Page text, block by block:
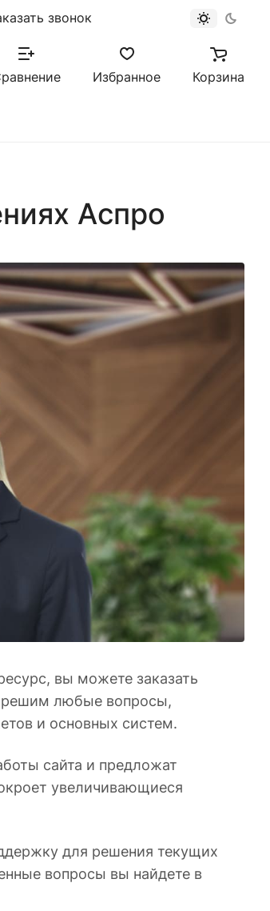
звонок
Избранное Корзина
Аспро
вы можете заказать
решим любые вопросы,
и основных систем.
сайта и предложат
увеличивающиеся
для решения текущих
вопросы вы найдете в